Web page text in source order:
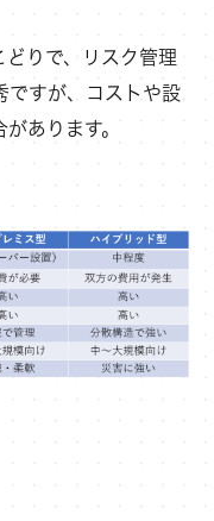
りで、リスク管理
ですが、コストや設
あります。